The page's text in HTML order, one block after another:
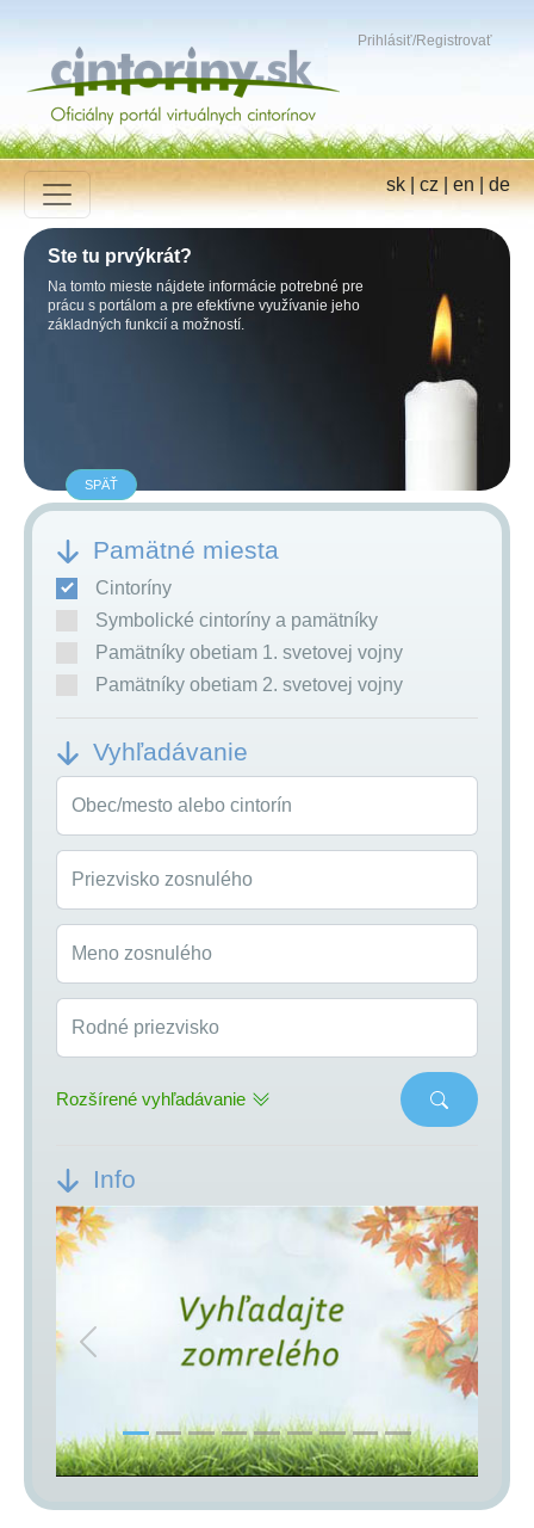
Prihlásiť/Registrovať
sk|cz|en|de
Ste tu prvýkrát?
Na tomto mieste nájdete informácie potrebné pre
prácu s portálom a pre efektívne využívanie jeho
základných funkcií a možností.
SPÄŤ
Pamätné miesta
Cintoríny
Symbolické cintoríny a pamätníky
Pamätníky obetiam 1. svetovej vojny
Pamätníky obetiam 2. svetovej vojny
Vyhľadávanie
Obec/mesto alebo cintorín
Priezvisko zosnulého
Meno zosnulého
Rodné priezvisko
Rozšírené vyhľadávanie
Info
Previous Next